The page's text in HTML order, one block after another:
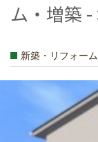
ム・増築 -
新築・リフォー